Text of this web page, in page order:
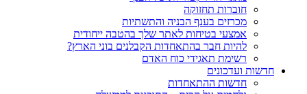
חוברות תחזוקה
מכרזים בענף הבניה והתשתיות
אמצעי בטיחות לאתר שלך בהטבה ייחודית
להיות חבר בהתאחדות הקבלנים בוני הארץ?
רשימת תאגידי כוח האדם
חדשות ועדכונים
חדשות ההתאחדות